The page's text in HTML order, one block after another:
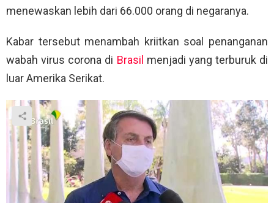
menewaskan lebih dari 66.000 orang di negaranya.
Kabar tersebut menambah kriitkan soal penanganan
wabah virus corona di Brasil menjadi yang terburuk di
luar Amerika Serikat.